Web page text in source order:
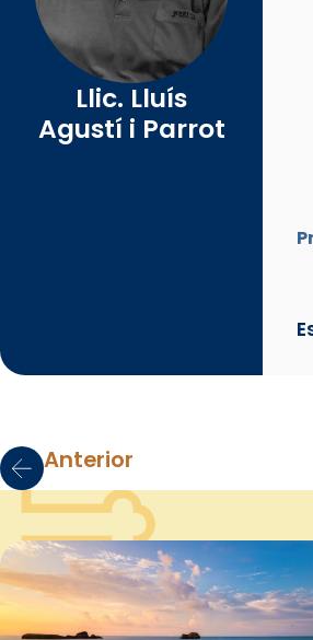
Llic. Lluís
Agustí i Parrot
Anterior